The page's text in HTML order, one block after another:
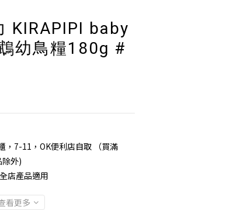
KIRAPIPI baby
幼鳥糧180g #
，7-11，OK便利店自取 （買滿
外)
店產品適用
看更多